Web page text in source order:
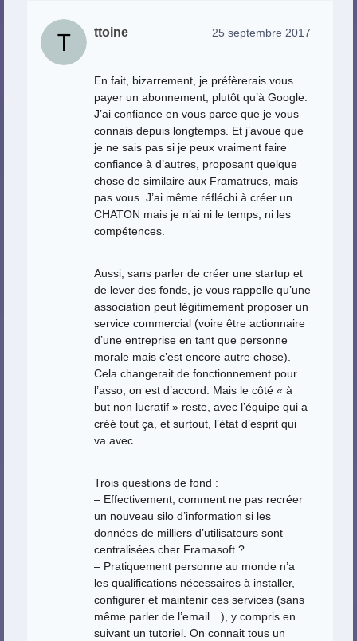
ttoine 25 septembre 2017
En fait, bizarrement, je préfèrerais vous
payer un abonnement, plutôt qu’à Google.
J’ai confiance en vous parce que je vous
connais depuis longtemps. Et j’avoue que
je ne sais pas si je peux vraiment faire
confiance à d’autres, proposant quelque
chose de similaire aux Framatrucs, mais
pas vous. J’ai même réfléchi à créer un
CHATON mais je n’ai ni le temps, ni les
compétences.
Aussi, sans parler de créer une startup et
de lever des fonds, je vous rappelle qu’une
association peut légitimement proposer un
service commercial (voire être actionnaire
d’une entreprise en tant que personne
morale mais c’est encore autre chose).
Cela changerait de fonctionnement pour
l’asso, on est d’accord. Mais le côté « à
but non lucratif » reste, avec l’équipe qui a
créé tout ça, et surtout, l’état d’esprit qui
va avec.
Trois questions de fond :
– Effectivement, comment ne pas recréer
un nouveau silo d’information si les
données de milliers d’utilisateurs sont
centralisées cher Framasoft ?
– Pratiquement personne au monde n’a
les qualifications nécessaires à installer,
configurer et maintenir ces services (sans
même parler de l’email…), y compris en
suivant un tutoriel. On connait tous un